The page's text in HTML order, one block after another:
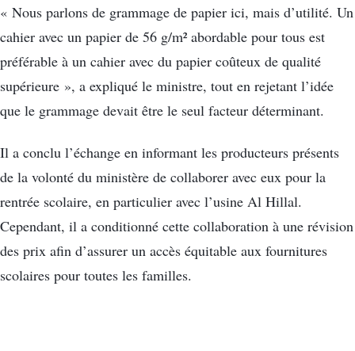
« Nous parlons de grammage de papier ici, mais d’utilité. Un
cahier avec un papier de 56 g/m² abordable pour tous est
préférable à un cahier avec du papier coûteux de qualité
supérieure », a expliqué le ministre, tout en rejetant l’idée
que le grammage devait être le seul facteur déterminant.
Il a conclu l’échange en informant les producteurs présents
de la volonté du ministère de collaborer avec eux pour la
rentrée scolaire, en particulier avec l’usine Al Hillal.
Cependant, il a conditionné cette collaboration à une révision
des prix afin d’assurer un accès équitable aux fournitures
scolaires pour toutes les familles.